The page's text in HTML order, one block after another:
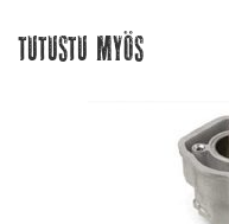
Tutustu myös